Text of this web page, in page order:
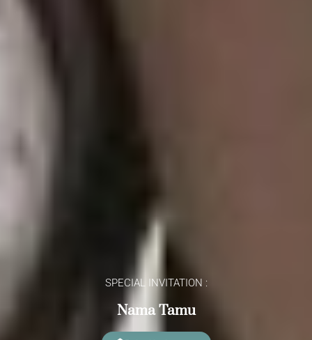
SPECIAL INVITATION :
Nama Tamu